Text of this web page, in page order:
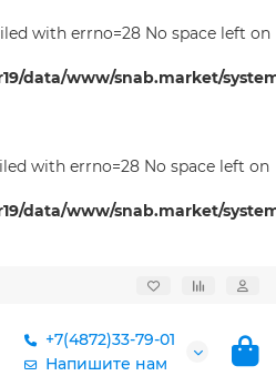
with errno=28 No space left on
data/www/snab.market/
with errno=28 No space left on
data/www/snab.market/
+7(4872)33-79-01
Напишите нам